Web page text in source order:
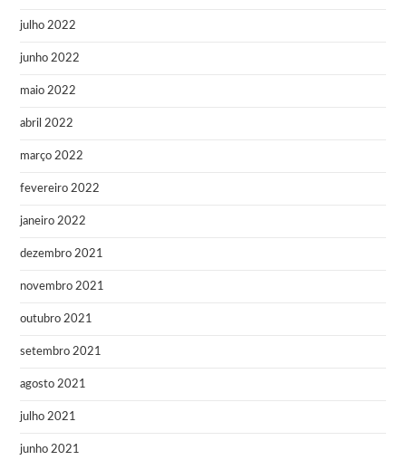
julho 2022
junho 2022
maio 2022
abril 2022
março 2022
fevereiro 2022
janeiro 2022
dezembro 2021
novembro 2021
outubro 2021
setembro 2021
agosto 2021
julho 2021
junho 2021